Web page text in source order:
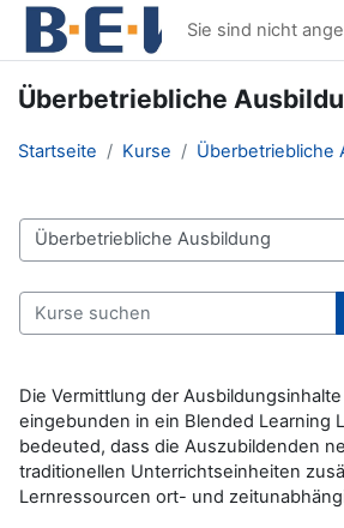
Zum Hauptinhalt
Sie sind nicht
Überbetriebliche
Startseite Kurse Überbetriebliche
Kursbereiche
Kurse suchen
Die Vermittlung der Ausbildungsinhalte
eingebunden in ein Blended Learning
bedeuted, dass die Auszubildenden
traditionellen Unterrichtseinheiten
Lernressourcen ort- und